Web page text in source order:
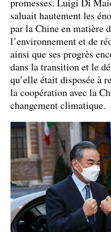
saluait hautement les
par la Chine en matière
l’environnement et de
ainsi que ses progrès
dans la transition et le
qu’elle était disposée à
la coopération avec la
changement climatique.